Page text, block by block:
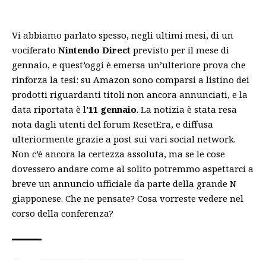
Vi abbiamo parlato spesso, negli ultimi mesi, di un
vociferato Nintendo Direct previsto per il mese di
gennaio, e quest’oggi è emersa un’ulteriore prova che
rinforza la tesi: su Amazon sono comparsi a listino dei
prodotti riguardanti titoli non ancora annunciati, e la
data riportata è l’11 gennaio. La notizia è stata resa
nota dagli utenti del forum ResetEra, e diffusa
ulteriormente grazie a post sui vari social network.
Non c’è ancora la certezza assoluta, ma se le cose
dovessero andare come al solito potremmo aspettarci a
breve un annuncio ufficiale da parte della grande N
giapponese. Che ne pensate? Cosa vorreste vedere nel
corso della conferenza?